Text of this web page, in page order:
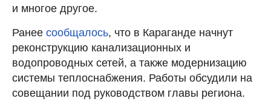
и многое другое.
Ранее сообщалось, что в Караганде начнут
реконструкцию канализационных и
водопроводных сетей, а также модернизацию
системы теплоснабжения. Работы обсудили на
совещании под руководством главы региона.